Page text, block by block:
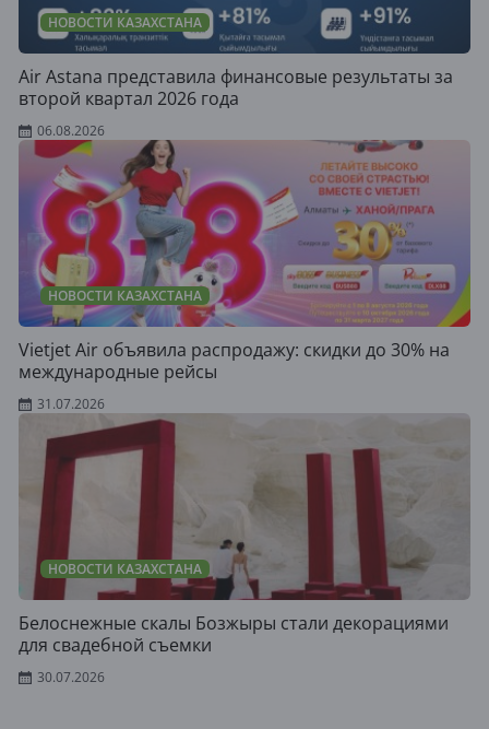
НОВОСТИ КАЗАХСТАНА
Air Astana представила финансовые результаты за
второй квартал 2026 года
06.08.2026
НОВОСТИ КАЗАХСТАНА
Vietjet Air объявила распродажу: скидки до 30% на
международные рейсы
31.07.2026
НОВОСТИ КАЗАХСТАНА
Белоснежные скалы Бозжыры стали декорациями
для свадебной съемки
30.07.2026